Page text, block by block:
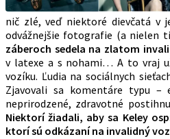
nič zlé, veď niektoré dievčatá v
odvážnejšie fotografie (a nielen
záberoch sedela na zlatom
v latexe a s nohami… A to vraj
vozíku. Ľudia na sociálnych
Zjavovali sa komentáre typu –
neprirodzené, zdravotné
Niektorí žiadali, aby sa Keley
ktorí sú odkázaní na invalidný